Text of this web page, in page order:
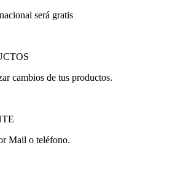
será gratis
cambios de tus productos.
Mail o teléfono.